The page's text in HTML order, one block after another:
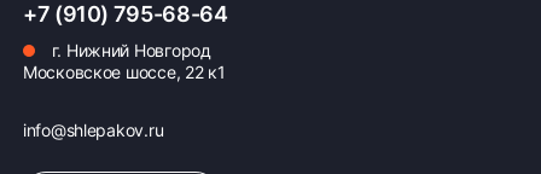
+7 (910) 795-68-64
г. Нижний Новгород
Московское шоссе, 22 к1
info@shlepakov.ru